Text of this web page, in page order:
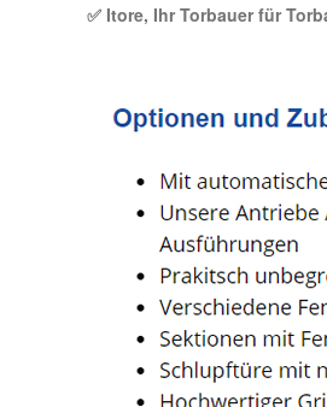
✅ Itore, Ihr Torbauer für